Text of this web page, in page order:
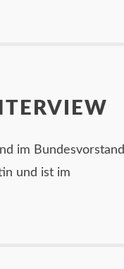
im Bundesvorstand
und ist im